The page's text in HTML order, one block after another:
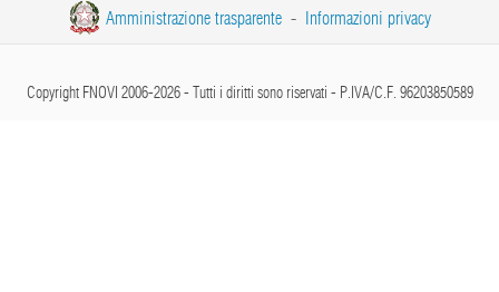
Amministrazione trasparente - Informazioni privacy
Copyright FNOVI 2006-2026 - Tutti i diritti sono riservati - P.IVA/C.F. 96203850589